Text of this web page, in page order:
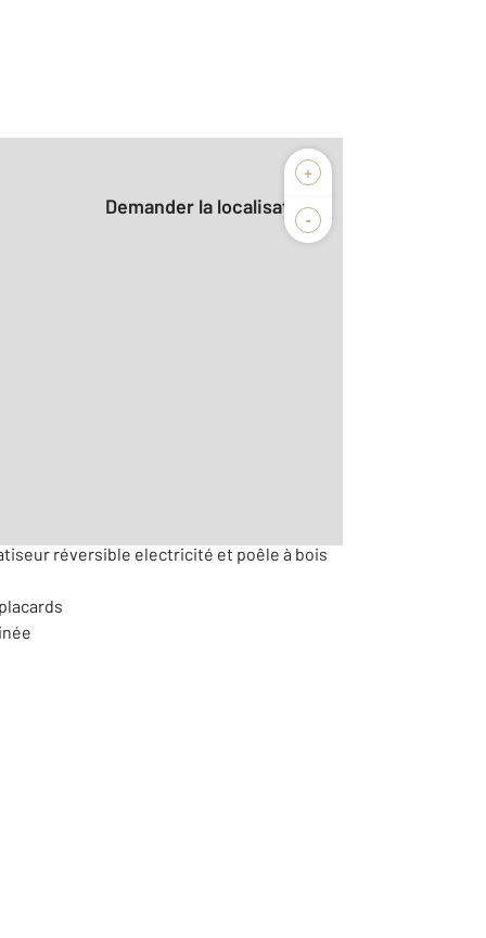
+
-
Demander la localisation
réversible electricité et poêle à bois